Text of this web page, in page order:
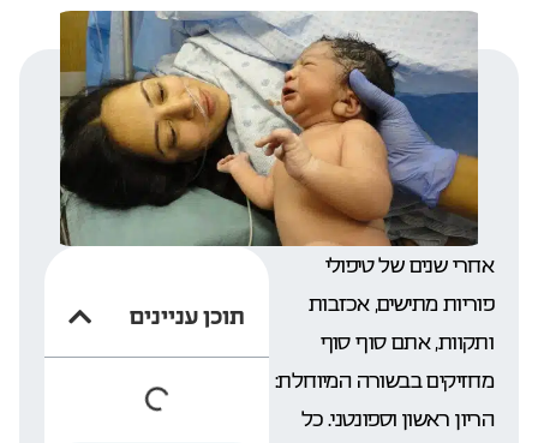
תוכן עניינים
אחרי שנים של טיפולי
פוריות מתישים, אכזבות
ותקוות, אתם סוף סוף
מחזיקים בבשורה המיוחלת:
הריון ראשון וספונטני. כל